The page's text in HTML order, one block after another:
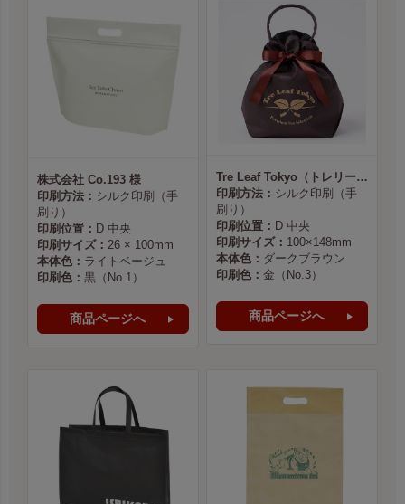
株式会社 Co.193 様
印刷方法： シルク印刷（手
刷り）
印刷位置： D 中央
印刷サイズ： 26 × 100mm
本体色： ライトベージュ
印刷色： 黒（No.1）
商品ページへ
Tre Leaf Tokyo（トレリーフ東京） 様
印刷方法： シルク印刷（手
刷り）
印刷位置： D 中央
印刷サイズ： 100×148mm
本体色： ダークブラウン
印刷色： 金（No.3）
商品ページへ